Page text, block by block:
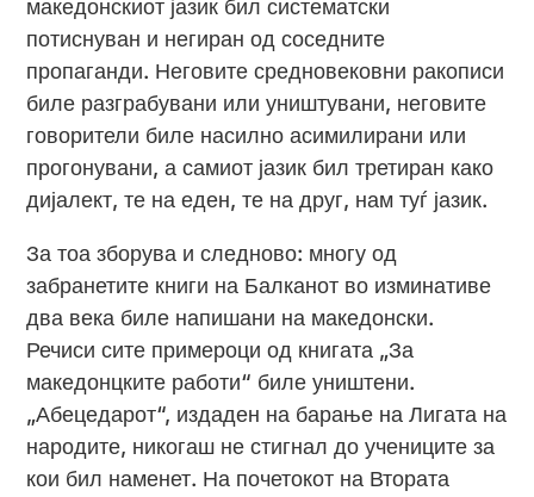
македонскиот јазик бил систематски
потиснуван и негиран од соседните
пропаганди. Неговите средновековни ракописи
биле разграбувани или уништувани, неговите
говорители биле насилно асимилирани или
прогонувани, а самиот јазик бил третиран како
дијалект, те на еден, те на друг, нам туѓ јазик.
За тоа зборува и следново: многу од
забранетите книги на Балканот во изминативе
два века биле напишани на македонски.
Речиси сите примероци од книгата „За
македонцките работи“ биле уништени.
„Абецедарот“, издаден на барање на Лигата на
народите, никогаш не стигнал до учениците за
кои бил наменет. На почетокот на Втората